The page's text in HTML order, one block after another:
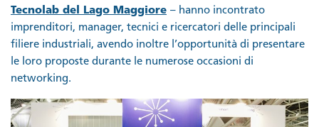
Tecnolab del Lago Maggiore – hanno incontrato
imprenditori, manager, tecnici e ricercatori delle principali
filiere industriali, avendo inoltre l’opportunità di presentare
le loro proposte durante le numerose occasioni di
networking.